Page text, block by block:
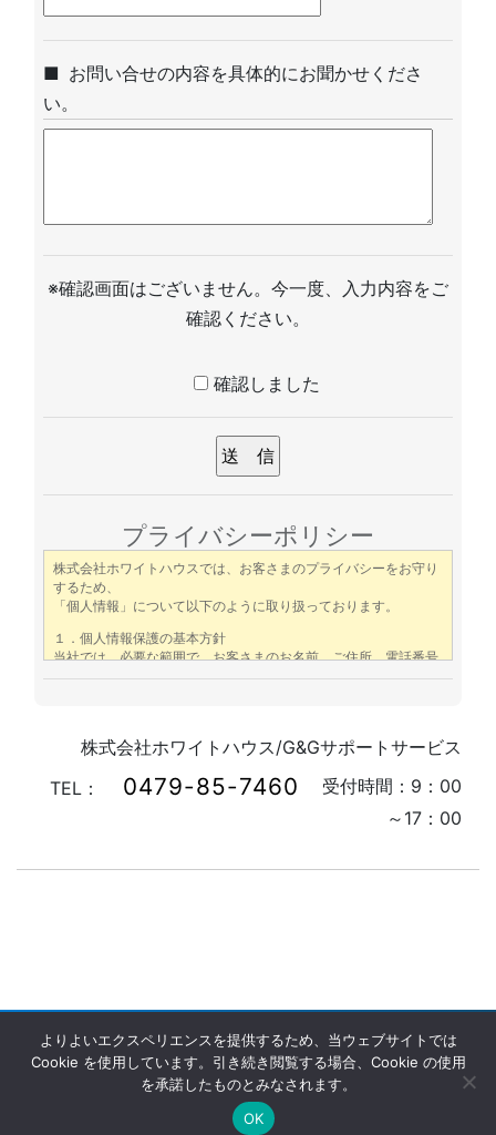
Please
leave
this
field
お問い合せの内容を具体的にお聞かせくださ
い。
※確認画面はございません。今一度、入力内容をご
確認ください。
確認しました
プライバシーポリシー
株式会社ホワイトハウス/G&Gサポートサービス
TEL：
0479-85-7460 受付時間： 9：00
～17：00
Copyright © G＆GJAPAN｜ミリタリー・軍用品輸入代理店 All
よりよいエクスペリエンスを提供するため、当ウェブサイトでは
Cookie を使用しています。引き続き閲覧する場合、Cookie の使用
を承諾したものとみなされます。
OK